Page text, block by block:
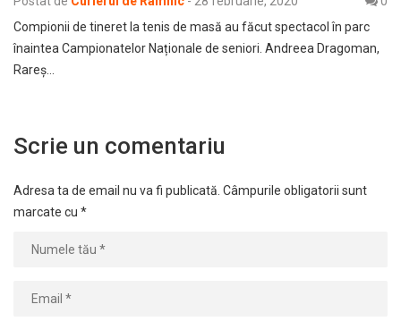
Compionii de tineret la tenis de masă au făcut spectacol în parc
înaintea Campionatelor Naționale de seniori. Andreea Dragoman,
Rareș…
Scrie un comentariu
Adresa ta de email nu va fi publicată. Câmpurile obligatorii sunt
marcate cu *